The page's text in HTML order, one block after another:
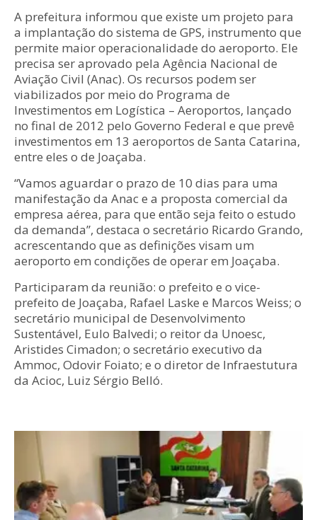
A prefeitura informou que existe um projeto para
a implantação do sistema de GPS, instrumento que
permite maior operacionalidade do aeroporto. Ele
precisa ser aprovado pela Agência Nacional de
Aviação Civil (Anac). Os recursos podem ser
viabilizados por meio do Programa de
Investimentos em Logística – Aeroportos, lançado
no final de 2012 pelo Governo Federal e que prevê
investimentos em 13 aeroportos de Santa Catarina,
entre eles o de Joaçaba.
“Vamos aguardar o prazo de 10 dias para uma
manifestação da Anac e a proposta comercial da
empresa aérea, para que então seja feito o estudo
da demanda”, destaca o secretário Ricardo Grando,
acrescentando que as definições visam um
aeroporto em condições de operar em Joaçaba.
Participaram da reunião: o prefeito e o vice-
prefeito de Joaçaba, Rafael Laske e Marcos Weiss; o
secretário municipal de Desenvolvimento
Sustentável, Eulo Balvedi; o reitor da Unoesc,
Aristides Cimadon; o secretário executivo da
Ammoc, Odovir Foiato; e o diretor de Infraestutura
da Acioc, Luiz Sérgio Belló.